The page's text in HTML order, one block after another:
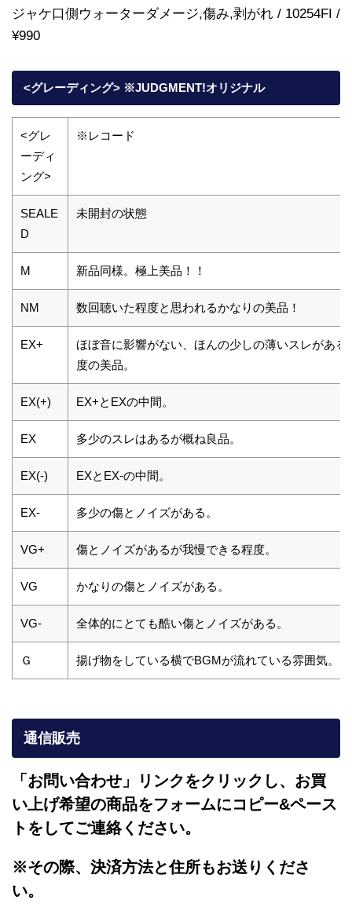
ジャケ口側ウォーターダメージ,傷み,剥がれ / 10254FI /
¥990
<グレーディング> ※JUDGMENT!オリジナル
<グレ
ーディ
ング>
※レコード
SEALE
D
未開封の状態
M 新品同様。極上美品！！
NM 数回聴いた程度と思われるかなりの美品！
EX+
ほぼ音に影響がない、ほんの少しの薄いスレがある
度の美品。
EX(+) EX+とEXの中間。
EX 多少のスレはあるが概ね良品。
EX(-) EXとEX-の中間。
EX- 多少の傷とノイズがある。
VG+ 傷とノイズがあるが我慢できる程度。
VG かなりの傷とノイズがある。
VG- 全体的にとても酷い傷とノイズがある。
Ｇ 揚げ物をしている横でBGMが流れている雰囲気。
通信販売
「お問い合わせ」リンクをクリックし、 お買
い上げ希望の商品をフォームにコピー&ペース
トをしてご連絡ください。
※その際、決済方法と住所もお送りくださ
い。